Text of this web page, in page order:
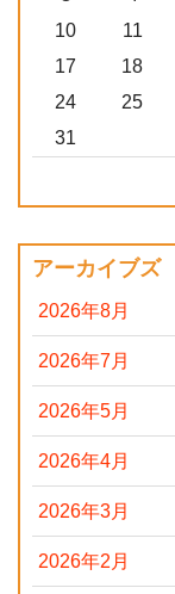
10
11
17
18
24
25
31
アーカイブズ
2026年8月
2026年7月
2026年5月
2026年4月
2026年3月
2026年2月